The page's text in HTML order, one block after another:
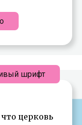
церковь
шрифт